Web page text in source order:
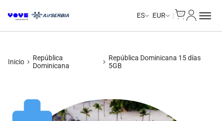
ES EUR
Inicio
República
Dominicana
República Dominicana 15 días
5GB